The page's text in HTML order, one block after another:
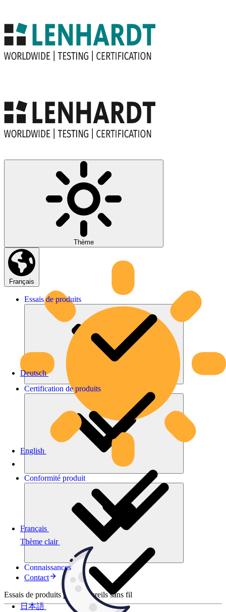
Thème
Thème clair
Français
Deutsch
English
Français
日本語
Essais de produits
Certification de produits
Conformité produit
Connaissances
Contact
Essais de produits pour appareils sans fil